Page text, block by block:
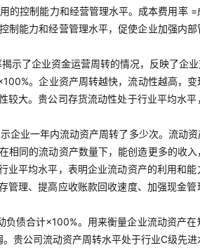
的控制能力和经营管理水平。成本费用率
能力和经营管理水平，促使企业加强内
示了企业资金运营周转的情况，反映了企
。企业资产周转越快，流动性越高，变
大。贵公司存货流动性处于行业平均水
企业一年内流动资产周转了多少次。流动
同的流动资产数量下，能创造更多的收入
平均水平，表明企业流动资产的利用和
理、提高应收账款回收速度、加强现金管
债合计×100%。用来衡量企业流动资产
公司流动资产周转水平处于行业C级先进